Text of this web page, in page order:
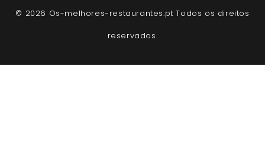
© 2026 Os-melhores-restaurantes.pt Todos os direitos
reservados.